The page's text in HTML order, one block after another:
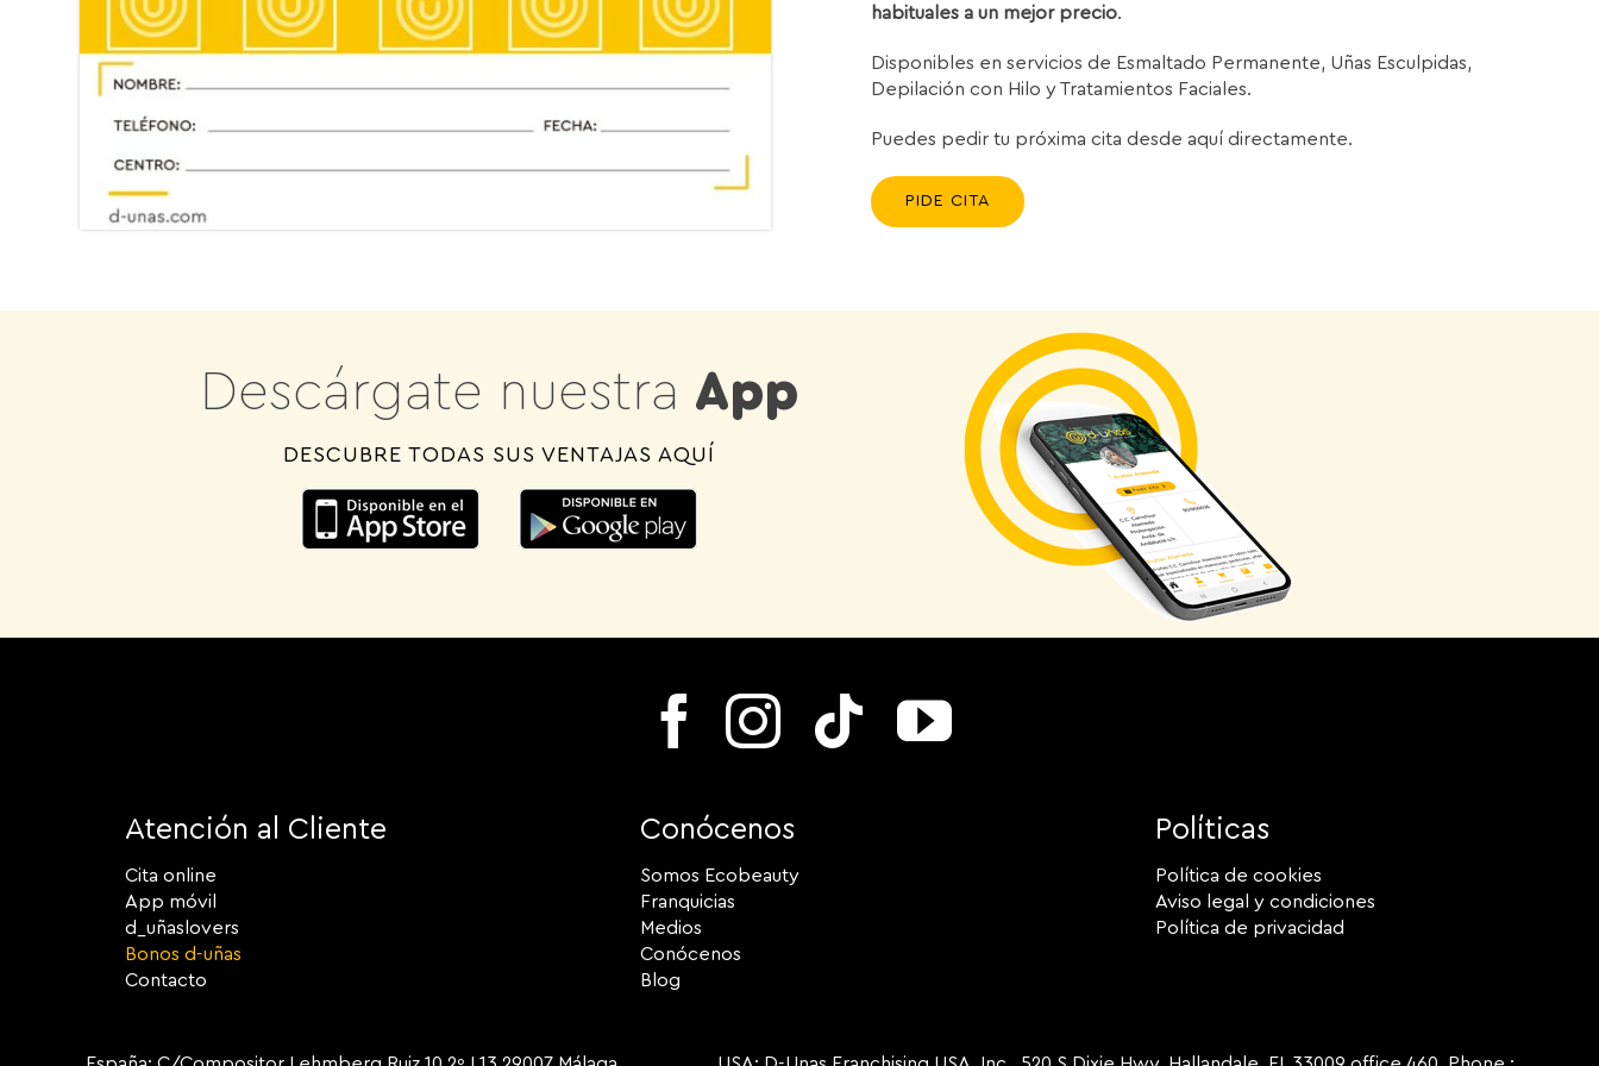
habituales a un mejor precio.
Disponibles en servicios de Esmaltado Permanente, Uñas Esculpidas,
Depilación con Hilo y Tratamientos Faciales.
Puedes pedir tu próxima cita desde aquí directamente.
PIDE CITA
Descárgate nuestra App
DESCUBRE TODAS SUS VENTAJAS AQUÍ
Atención al Cliente
Cita online
App móvil
d_uñaslovers
Bonos d-uñas
Contacto
Conócenos
Somos Ecobeauty
Franquicias
Medios
Conócenos
Blog
Políticas
Política de cookies
Aviso legal y condiciones
Política de privacidad